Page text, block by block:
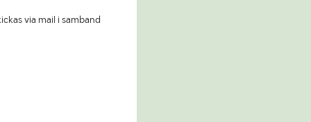
via mail i samband